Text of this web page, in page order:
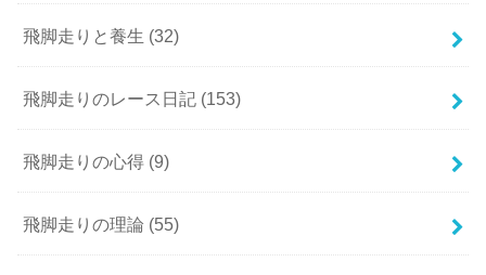
飛脚走りと養生 (32)
飛脚走りのレース日記 (153)
飛脚走りの心得 (9)
飛脚走りの理論 (55)